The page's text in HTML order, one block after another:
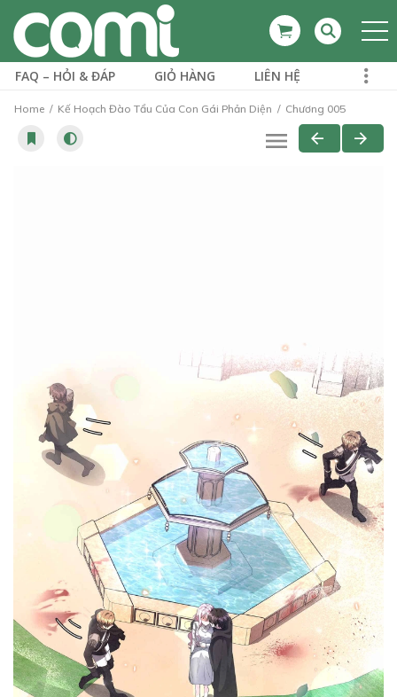
FAQ – HỎI & ĐÁP GIỎ HÀNG LIÊN HỆ
Home Kế Hoạch Đào Tẩu Của Con Gái Phản Diện Chương 005